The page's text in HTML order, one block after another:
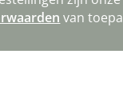
van